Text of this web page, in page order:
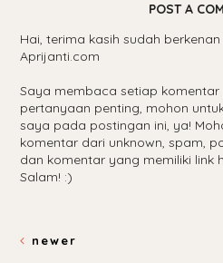
POST A
Hai, terima kasih sudah
Aprijanti.com
Saya membaca setiap
pertanyaan penting, mohon
saya pada postingan ini, ya!
komentar dari unknown, spam,
dan komentar yang memiliki link
Salam! :)
newer